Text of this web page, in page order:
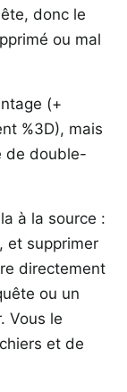
donc le
ou mal
(+
%3D), mais
de double-
à la source :
et supprimer
directement
ou un
Vous le
et de